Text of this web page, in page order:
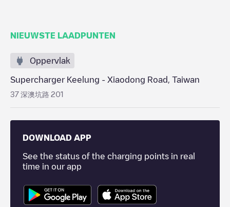
NIEUWSTE LAADPUNTEN
Oppervlak
Supercharger Keelung - Xiaodong Road, Taiwan
37 深澳坑路 201
DOWNLOAD APP
See the status of the charging points in real
time in our app